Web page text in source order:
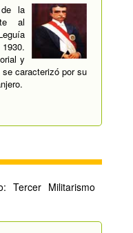
la
al
y
caracterizó por su
Tercer Militarismo